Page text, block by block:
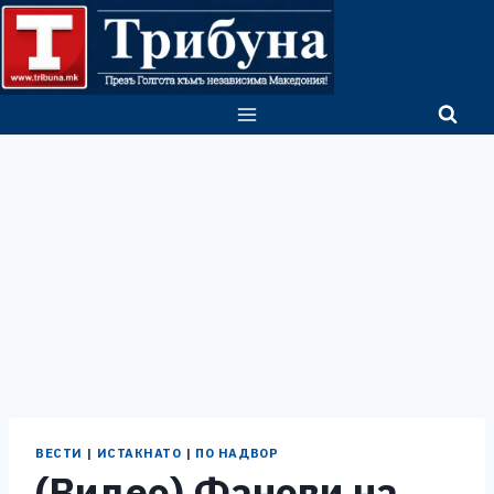
Skip
content
ВЕСТИ | ИСТАКНАТО | ПО НАДВОР